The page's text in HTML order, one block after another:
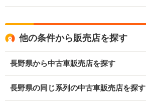
他の条件から販売店を探す
長野県から中古車販売店を探す
長野県の同じ系列の中古車販売店を探す